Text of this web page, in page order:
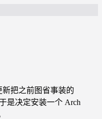
把之前图省事装的
是决定安装一个 Arch